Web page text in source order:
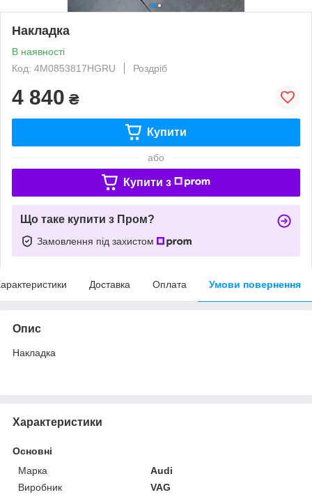
Накладка
В наявності
Код: 4M0853817HGRU
Роздріб
4 840 ₴
Купити
або
Купити з
Що таке купити з Пром?
Замовлення під захистом
Доставка Оплата Умови повернення
Опис
Накладка
Характеристики
Основні
Марка
Audi
Виробник
VAG